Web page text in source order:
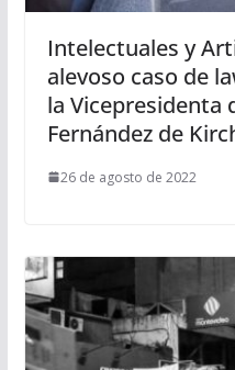
Intelectuales y
alevoso caso de
la Vicepresidenta
Fernández de
26 de agosto de 2022